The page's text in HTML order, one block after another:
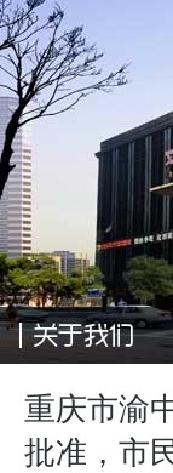
重庆市渝
批准，市